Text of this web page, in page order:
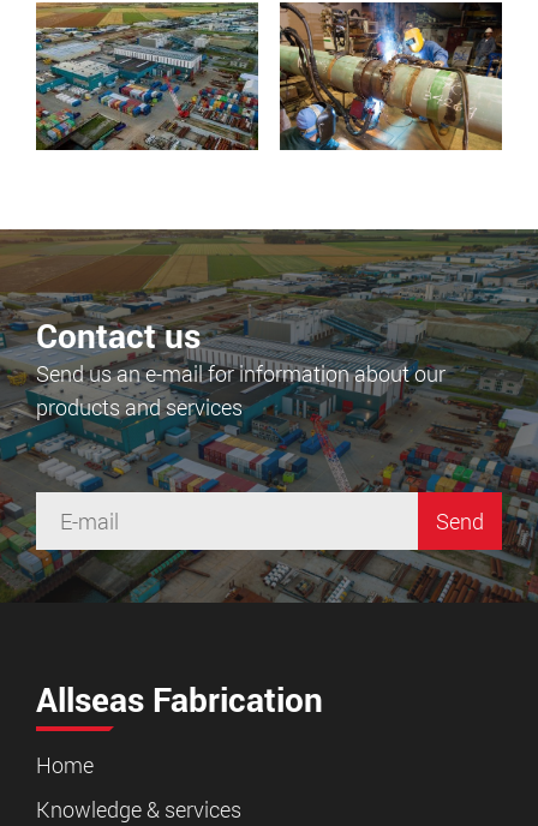
Contact us
Send us an e-mail for information about our
products and services
Please leave this field empty.
Allseas Fabrication
Home
Knowledge & services